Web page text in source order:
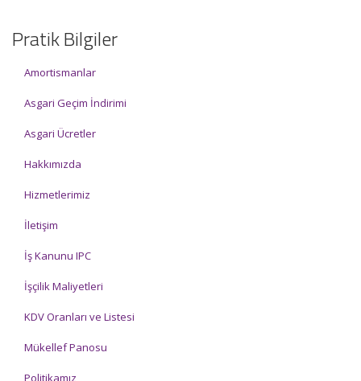
Pratik Bilgiler
Amortismanlar
Asgari Geçim İndirimi
Asgari Ücretler
Hakkımızda
Hizmetlerimiz
İletişim
İş Kanunu IPC
İşçilik Maliyetleri
KDV Oranları ve Listesi
Mükellef Panosu
Politikamız